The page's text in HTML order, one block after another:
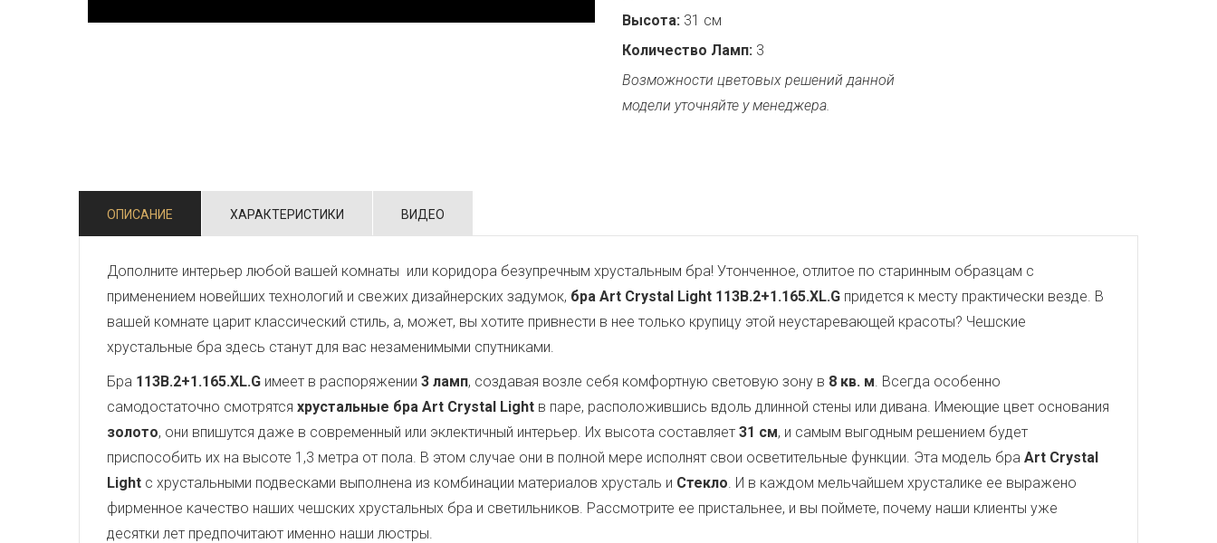
Высота: 31 см
Количество Ламп: 3
Возможности цветовых решений данной
модели уточняйте у менеджера.
ОПИСАНИЕ ХАРАКТЕРИСТИКИ ВИДЕО
Дополните интерьер любой вашей комнаты или коридора безупречным хрустальным бра! Утонченное, отлитое по старинным образцам с
применением новейших технологий и свежих дизайнерских задумок, бра Art Crystal Light 113B.2+1.165.XL.G придется к месту практически везде. В
вашей комнате царит классический стиль, а, может, вы хотите привнести в нее только крупицу этой неустаревающей красоты? Чешские
хрустальные бра здесь станут для вас незаменимыми спутниками.
Бра 113B.2+1.165.XL.G имеет в распоряжении 3 ламп, создавая возле себя комфортную световую зону в 8 кв. м. Всегда особенно
самодостаточно смотрятся хрустальные бра Art Crystal Light в паре, расположившись вдоль длинной стены или дивана. Имеющие цвет основания
золото, они впишутся даже в современный или эклектичный интерьер. Их высота составляет 31 см, и самым выгодным решением будет
приспособить их на высоте 1,3 метра от пола. В этом случае они в полной мере исполнят свои осветительные функции. Эта модель бра Art Crystal
Light с хрустальными подвесками выполнена из комбинации материалов хрусталь и Стекло. И в каждом мельчайшем хрусталике ее выражено
фирменное качество наших чешских хрустальных бра и светильников. Рассмотрите ее пристальнее, и вы поймете, почему наши клиенты уже
десятки лет предпочитают именно наши люстры.